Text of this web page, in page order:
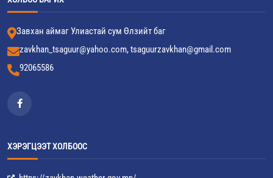
Завхан аймаг Улиастай сум Өлзийт баг
zavkhan_tsaguur@yahoo.com, tsaguurzavkhan@gmail.com
92065586
ХЭРЭГЦЭЭТ ХОЛБООС